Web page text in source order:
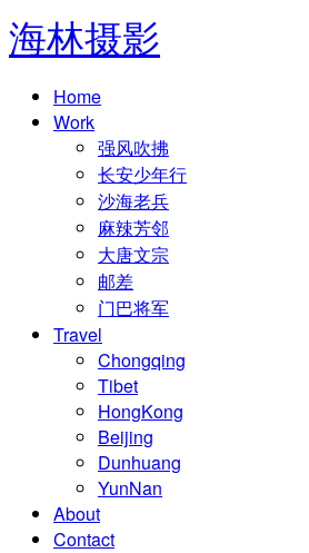
海林摄影
Home
Work
强风吹拂
长安少年行
沙海老兵
麻辣芳邻
大唐文宗
邮差
门巴将军
Travel
Chongqing
Tibet
HongKong
Beijing
Dunhuang
YunNan
About
Contact